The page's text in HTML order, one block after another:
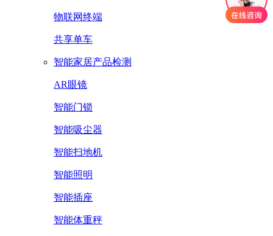
物联网终端
共享单车
智能家居产品检测
AR眼镜
智能门锁
智能吸尘器
智能扫地机
智能照明
智能插座
智能体重秤